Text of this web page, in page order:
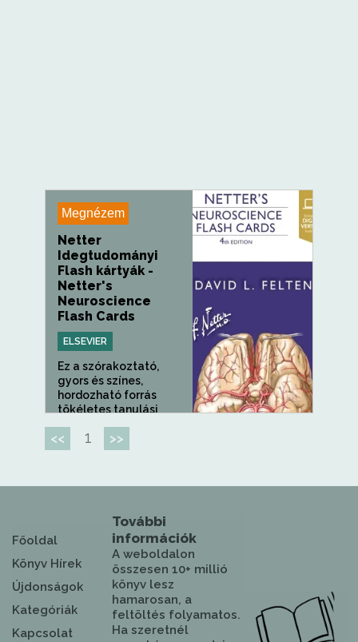
Megnézem
Netter
Idegtudományi
Flash kártyák -
Netter's
Neuroscience
Flash Cards
ELSEVIER
Ez a szórakoztató,
gyors és színes,
hordozható forrás
tökéletes tanulási
<< 1 >>
Főoldal
Könyv Hírek
Újdonságok
Kategóriák
Kapcsolat
További
információk
A weboldalon
összesen 10+ millió
könyv lesz
hamarosan, a
feltöltés folyamatos.
Ha szeretnél